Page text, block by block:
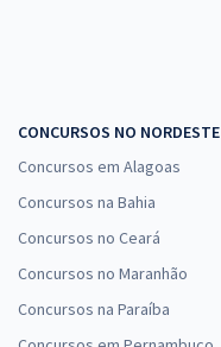
CONCURSOS NO NORDESTE
Concursos em Alagoas
Concursos na Bahia
Concursos no Ceará
Concursos no Maranhão
Concursos na Paraíba